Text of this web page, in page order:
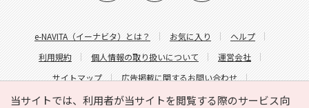
当サイトでは、利用者が当サイトを閲覧する際のサービス向
e-NAVITA（イーナビタ）とは？ お気に入り
ヘルプ
利用規約
個人情報の取り扱いについて
運営会社
サイトマップ
広告掲載に関するお問い合わせ
サイトの内容に関するお問い合わせ